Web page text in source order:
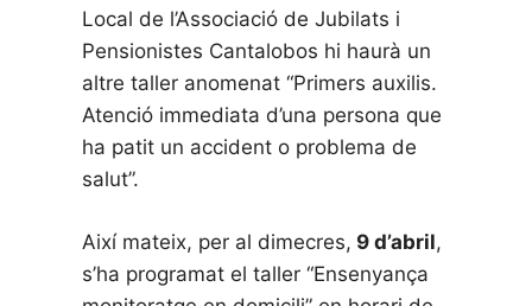
Local de l’Associació de Jubilats i
Pensionistes Cantalobos hi haurà un
altre taller anomenat “Primers auxilis.
Atenció immediata d’una persona que
ha patit un accident o problema de
salut”.
Així mateix, per al dimecres, 9 d’abril,
s’ha programat el taller “Ensenyança